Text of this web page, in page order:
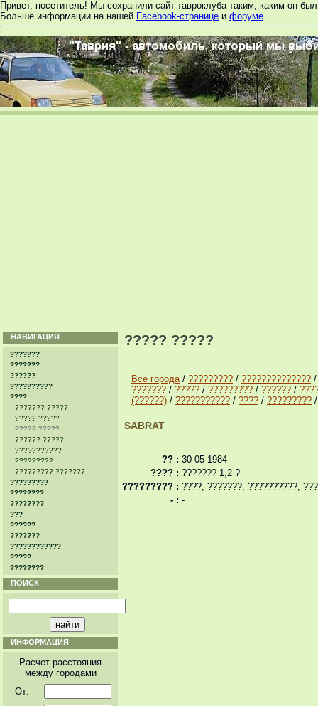
Привет, посетитель! Мы сохранили сайт тавроклуба таким, каким он
Больше информации на нашей Facebook-странице и форуме
НАВИГАЦИЯ
???????
???????
??????
??????????
????
??????? ?????
????? ?????
????? ?????
?????? ?????
???????????
?????????
????????? ???????
?????????
????????
????????
???
??????
???????
????????????
?????
????????
ПОИСК
ИНФОРМАЦИЯ
Расчет расстояния
между городами
От:
????? ?????
Все города/ ????????? / ??????????????
??????? / ????? / ????????? / ?????? /
(??????) / ??????????? / ???? / ?????????
SABRAT
?? : 30-05-1984
???? : ??????? 1,2 ?
????????? : ????, ???????, ??????????,
- : -